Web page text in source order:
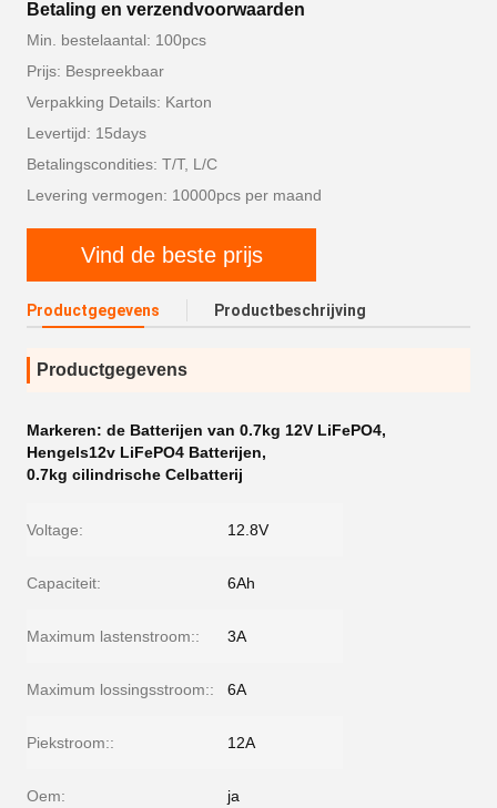
Betaling en verzendvoorwaarden
Min. bestelaantal: 100pcs
Prijs: Bespreekbaar
Verpakking Details: Karton
Levertijd: 15days
Betalingscondities: T/T, L/C
Levering vermogen: 10000pcs per maand
Vind de beste prijs
Productgegevens Productbeschrijving
Productgegevens
Markeren: de Batterijen van 0.7kg 12V LiFePO4,
Hengels12v LiFePO4 Batterijen,
0.7kg cilindrische Celbatterij
Voltage: 12.8V
Capaciteit: 6Ah
Maximum lastenstroom:: 3A
Maximum lossingsstroom:: 6A
Piekstroom:: 12A
Oem: ja